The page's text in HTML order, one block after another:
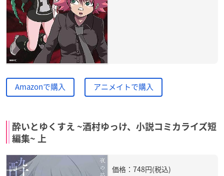
Amazonで購入 アニメイトで購入
酔いとゆくすえ ~酒村ゆっけ、小説コミカライズ短
編集~ 上
価格：748円(税込)